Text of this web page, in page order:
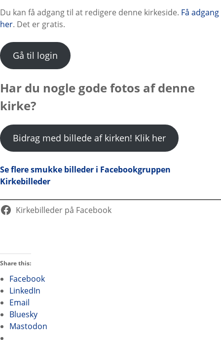
Du kan få adgang til at redigere denne kirkeside. Få adgang
her. Det er gratis.
Gå til login
Har du nogle gode fotos af denne
kirke?
Bidrag med billede af kirken! Klik her
Se flere smukke billeder i Facebookgruppen
Kirkebilleder
Kirkebilleder på Facebook
Share this:
Facebook
LinkedIn
Email
Bluesky
Mastodon